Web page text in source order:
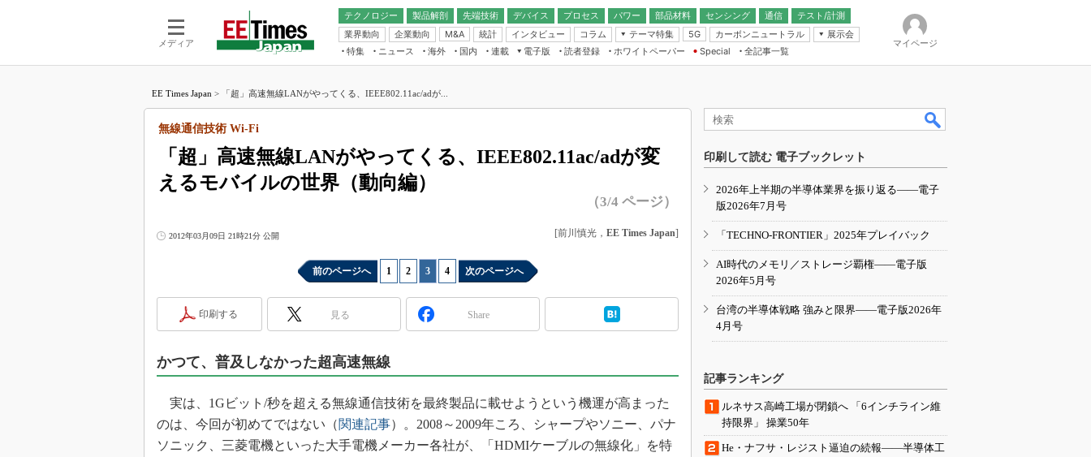
メディア
テクノロジー 製品解剖
先端技術
電池／エネルギー
デバイス
アナログ
マイコン
プロセス パワー 部品材料 センシング
通信
無線
テスト/計測
業界動向
企業動向 M&A 統計 インタビュー コラム
テーマ特集
フィジカルAI
読者調査（EE Times Research）
電源設計（EDN Japan）
Japan）
5G カーボンニュートラル
展示会
IoT・エッジコンピューティング
EXPO
TECHNO-FRONTIER
人とくるま展
特集 ニュース 海外 国内
連載
福田昭のデバイス通信
大山聡の業界スコープ
大原雄介のエレ・組み込みプレイバ
ック
踊るバズワード ～Behind the
Buzzword
この10年で起こったこと、次の10年
で起こること
光伝送技術を知る
“異端児エンジニア”が仕掛けた社内
改革、執念の180日
イノベーションは日本を救うのか
電子版
電子ブックレット
読者登録 ホワイトペーパー
Special
全記事一覧
マイページ
EE Times Japan > 「超」高速無線LANがやってくる、IEEE802.11ac/adが...
「超」高速無線LANがやってくる、IEEE802.11ac/adが変
えるモバイルの世界（動向編）
無線通信技術 Wi-Fi
（3/4 ページ）
2012年03月09日 21時21分 公開 [前川慎光， EE Times Japan]
前のページへ 1 2 3 4 次のページへ
印刷する 見る Share
かつて、普及しなかった超高速無線
実は、1Gビット/秒を超える無線通信技術を最終製品に載せようという機運が高まった
のは、今回が初めてではない（関連記事）。2008～2009年ころ、シャープやソニー、パナ
ソニック、三菱電機といった大手電機メーカー各社が、「HDMIケーブルの無線化」を特
印刷して読む 電子ブックレット
2026年上半期の半導体業界を振り返る――電子
版2026年7月号
「TECHNO-FRONTIER」2025年プレイバック
AI時代のメモリ／ストレージ覇権――電子版
2026年5月号
台湾の半導体戦略 強みと限界――電子版2026年
4月号
記事ランキング
ルネサス高崎工場が閉鎖へ 「6インチライン維
持限界」 操業50年
He・ナフサ・レジスト逼迫の続報――半導体工